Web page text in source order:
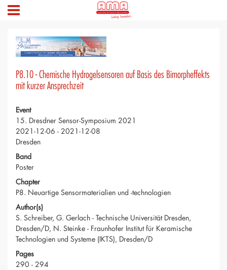
P8.10 - Chemische Hydrogelsensoren auf Basis des Bimorpheffekts
mit kurzer Ansprechzeit
Event
15. Dresdner Sensor-Symposium 2021
2021-12-06 - 2021-12-08
Dresden
Band
Poster
Chapter
P8. Neuartige Sensormaterialien und -technologien
Author(s)
S. Schreiber, G. Gerlach - Technische Universität Dresden,
Dresden/D, N. Steinke - Fraunhofer Institut für Keramische
Technologien und Systeme (IKTS), Dresden/D
Pages
290 - 294